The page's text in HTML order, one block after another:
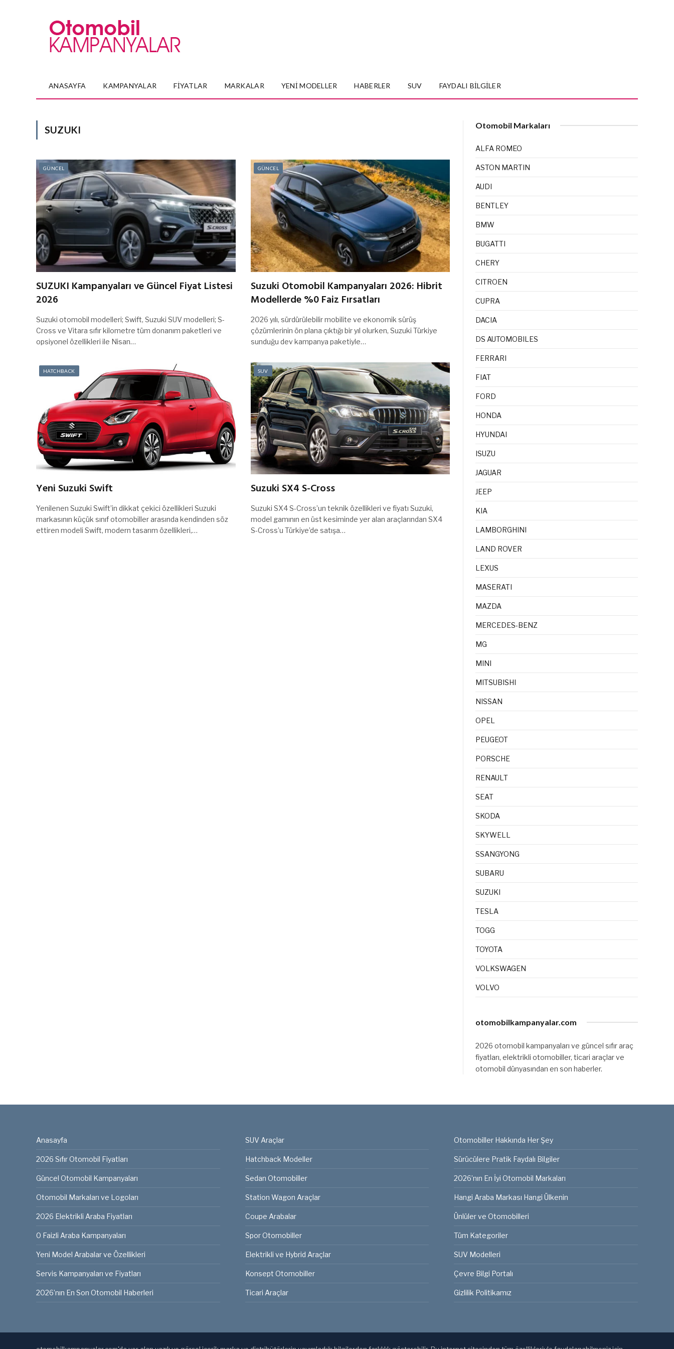
ANASAYFA KAMPANYALAR FIYATLAR MARKALAR YENI MODELLER HABERLER SUV FAYDALI BILGILER
SUZUKI
GÜNCEL
SUZUKI Kampanyaları ve Güncel Fiyat Listesi
2026
Suzuki otomobil modelleri; Swift, Suzuki SUV modelleri; S-
Cross ve Vitara sıfır kilometre tüm donanım paketleri ve
opsiyonel özellikleri ile Nisan…
GÜNCEL
Suzuki Otomobil Kampanyaları 2026: Hibrit
Modellerde %0 Faiz Fırsatları
2026 yılı, sürdürülebilir mobilite ve ekonomik sürüş
çözümlerinin ön plana çıktığı bir yıl olurken, Suzuki Türkiye
sunduğu dev kampanya paketiyle…
HATCHBACK
Yeni Suzuki Swift
Yenilenen Suzuki Swift’in dikkat çekici özellikleri Suzuki
markasının küçük sınıf otomobiller arasında kendinden söz
ettiren modeli Swift, modern tasarım özellikleri,…
SUV
Suzuki SX4 S-Cross
Suzuki SX4 S-Cross’un teknik özellikleri ve fiyatı Suzuki,
model gamının en üst kesiminde yer alan araçlarından SX4
S-Cross’u Türkiye’de satışa…
Otomobil Markaları
ALFA ROMEO
ASTON MARTIN
AUDI
BENTLEY
BMW
BUGATTI
CHERY
CITROEN
CUPRA
DACIA
DS AUTOMOBILES
FERRARI
FIAT
FORD
HONDA
HYUNDAI
ISUZU
JAGUAR
JEEP
KIA
LAMBORGHINI
LAND ROVER
LEXUS
MASERATI
MAZDA
MERCEDES-BENZ
MG
MINI
MITSUBISHI
NISSAN
OPEL
PEUGEOT
PORSCHE
RENAULT
SEAT
SKODA
SKYWELL
SSANGYONG
SUBARU
SUZUKI
TESLA
TOGG
TOYOTA
VOLKSWAGEN
VOLVO
otomobilkampanyalar.com
2026 otomobil kampanyaları ve güncel sıfır araç
fiyatları, elektrikli otomobiller, ticari araçlar ve
otomobil dünyasından en son haberler.
Anasayfa
2026 Sıfır Otomobil Fiyatları
Güncel Otomobil Kampanyaları
Otomobil Markaları ve Logoları
2026 Elektrikli Araba Fiyatları
0 Faizli Araba Kampanyaları
Yeni Model Arabalar ve Özellikleri
Servis Kampanyaları ve Fiyatları
2026’nın En Son Otomobil Haberleri
SUV Araçlar
Hatchback Modeller
Sedan Otomobiller
Station Wagon Araçlar
Coupe Arabalar
Spor Otomobiller
Elektrikli ve Hybrid Araçlar
Konsept Otomobiller
Ticari Araçlar
Otomobiller Hakkında Her Şey
Sürücülere Pratik Faydalı Bilgiler
2026’nın En İyi Otomobil Markaları
Hangi Araba Markası Hangi Ülkenin
Ünlüler ve Otomobilleri
Tüm Kategoriler
SUV Modelleri
Çevre Bilgi Portalı
Gizlilik Politikamız